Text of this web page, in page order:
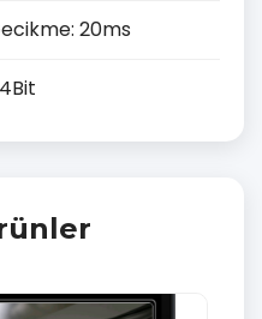
20ms